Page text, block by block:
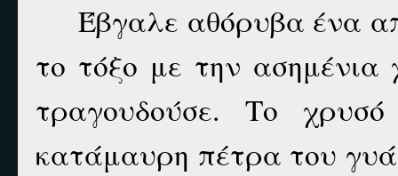
Έβγαλε αθόρυβα ένα
το τόξο με την
τραγουδούσε. Το
κατάμαυρη πέτρα του